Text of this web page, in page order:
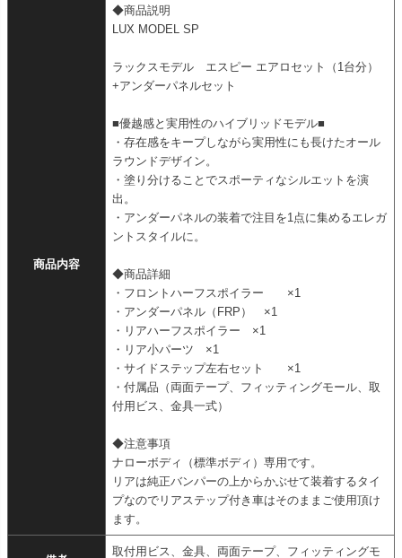
商品内容
◆商品説明
LUX MODEL SP
ラックスモデル エスピー エアロセット（1台分）
+アンダーパネルセット
■優越感と実用性のハイブリッドモデル■
・存在感をキープしながら実用性にも長けたオール
ラウンドデザイン。
・塗り分けることでスポーティなシルエットを演
出。
・アンダーパネルの装着で注目を1点に集めるエレガ
ントスタイルに。
◆商品詳細
・フロントハーフスポイラー ×1
・アンダーパネル（FRP） ×1
・リアハーフスポイラー ×1
・リア小パーツ ×1
・サイドステップ左右セット ×1
・付属品（両面テープ、フィッティングモール、取
付用ビス、金具一式）
◆注意事項
ナローボディ（標準ボディ）専用です。
リアは純正バンパーの上からかぶせて装着するタイ
プなのでリアステップ付き車はそのままご使用頂け
ます。
取付用ビス、金具、両面テープ、フィッティングモ